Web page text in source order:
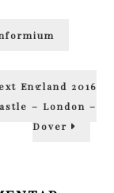
Next
England 2016
– London –
Dover